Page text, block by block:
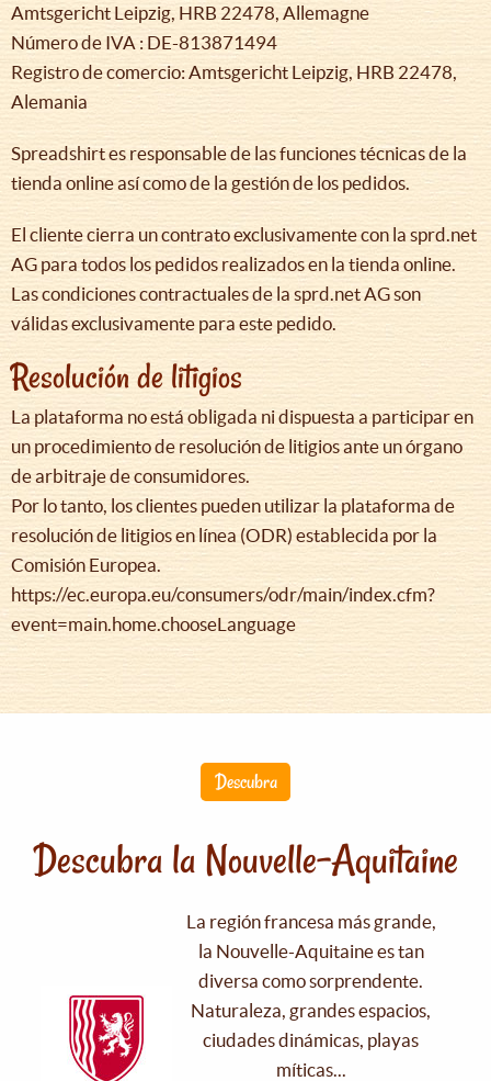
Amtsgericht Leipzig, HRB 22478, Allemagne
Número de IVA : DE-813871494
Registro de comercio: Amtsgericht Leipzig, HRB 22478,
Alemania
Spreadshirt es responsable de las funciones técnicas de la
tienda online así como de la gestión de los pedidos.
El cliente cierra un contrato exclusivamente con la sprd.net
AG para todos los pedidos realizados en la tienda online.
Las condiciones contractuales de la sprd.net AG son
válidas exclusivamente para este pedido.
Resolución de litigios
La plataforma no está obligada ni dispuesta a participar en
un procedimiento de resolución de litigios ante un órgano
de arbitraje de consumidores.
Por lo tanto, los clientes pueden utilizar la plataforma de
resolución de litigios en línea (ODR) establecida por la
Comisión Europea.
https://ec.europa.eu/consumers/odr/main/index.cfm?
event=main.home.chooseLanguage
Descubra
Descubra la Nouvelle-Aquitaine
La región francesa más grande,
la Nouvelle-Aquitaine es tan
diversa como sorprendente.
Naturaleza, grandes espacios,
ciudades dinámicas, playas
míticas...